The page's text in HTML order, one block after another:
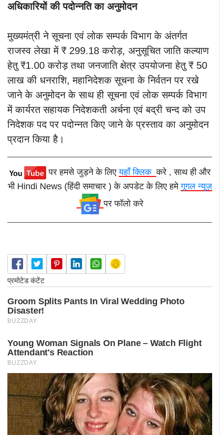
अधिकारियों की पदोन्नति का अनुमोदन
मुख्यमंत्री ने सूचना एवं लोक सम्पर्क विभाग के अंतर्गत
राजस्व लेखा में ₹ 299.18 करोड़, अनुसूचित जाति कल्याण
हेतु ₹1.00 करोड़ तथा जनजाति क्षेत्र उपयोजना हेतु ₹ 50
लाख की धनराशि, महानिदेशक सूचना के निर्वतन पर रखे
जाने के अनुमोदन के साथ ही सूचना एवं लोक सम्पर्क विभाग
में कार्यरत सहायक निदेशकती अर्चना एवं बद्री चन्द को उप
निदेशक पद पर पदोन्नत किए जाने के प्रस्ताव का अनुमोदन
प्रदान किया है।
पर हमसे जुड़ने के लिएयहाँ क्लिककरे , साथ ही और
भी Hindi News (हिंदी समाचार ) के अपडेट के लिए हमेगूगल न्यूज़
पर फॉलो करे